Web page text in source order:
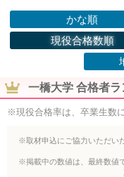
かな順
現役合格数順
一橋大学 合格者ラ
※現役合格率は、卒業生数
※取材申込にご協力いただい
※掲載中の数値は、最終数値